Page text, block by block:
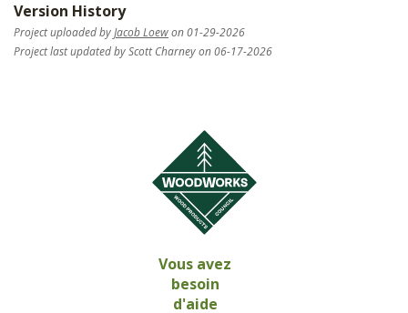
Version History
Project uploaded byJacob Loewon 01-29-2026
Project last updated by Scott Charney on 06-17-2026
Vous avez
besoin
d'aide